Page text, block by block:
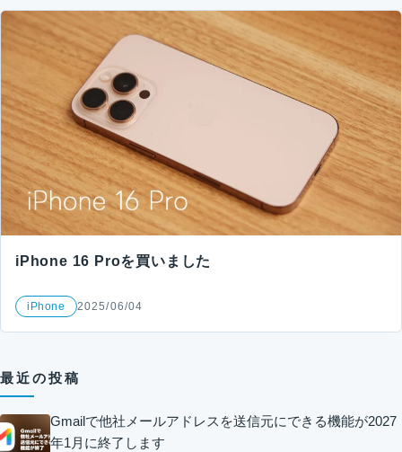
iPhone 16 Proを買いました
iPhone 2025/06/04
最近の投稿
Gmailで他社メールアドレスを送信元にできる機能が2027
年1月に終了します